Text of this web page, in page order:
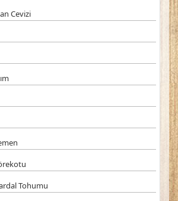
Cevizi
Tohumu